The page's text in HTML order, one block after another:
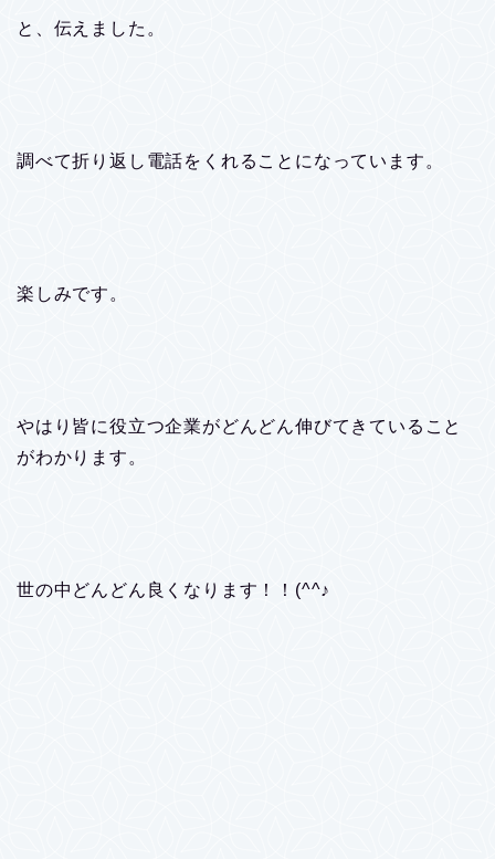
と、伝えました。
調べて折り返し電話をくれることになっています。
楽しみです。
やはり皆に役立つ企業がどんどん伸びてきていること
がわかります。
世の中どんどん良くなります！！(^^♪